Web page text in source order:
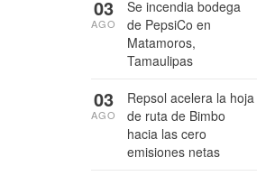
Se incendia bodega
de PepsiCo en
Matamoros,
Tamaulipas
03
AGO
Repsol acelera la hoja
de ruta de Bimbo
hacia las cero
emisiones netas
03
AGO